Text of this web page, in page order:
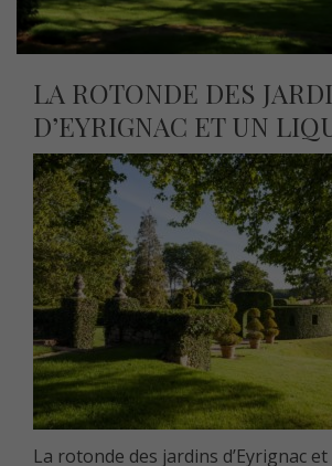
LA ROTONDE DES
D’EYRIGNAC ET UN
La rotonde des jardins d’Eyrignac